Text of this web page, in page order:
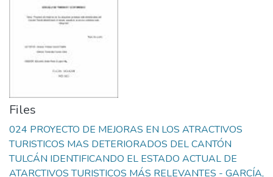
Files
024 PROYECTO DE MEJORAS EN LOS ATRACTIVOS
TURISTICOS MAS DETERIORADOS DEL CANTÓN
TULCÁN IDENTIFICANDO EL ESTADO ACTUAL DE
ATARCTIVOS TURISTICOS MÁS RELEVANTES - GARCÍA,